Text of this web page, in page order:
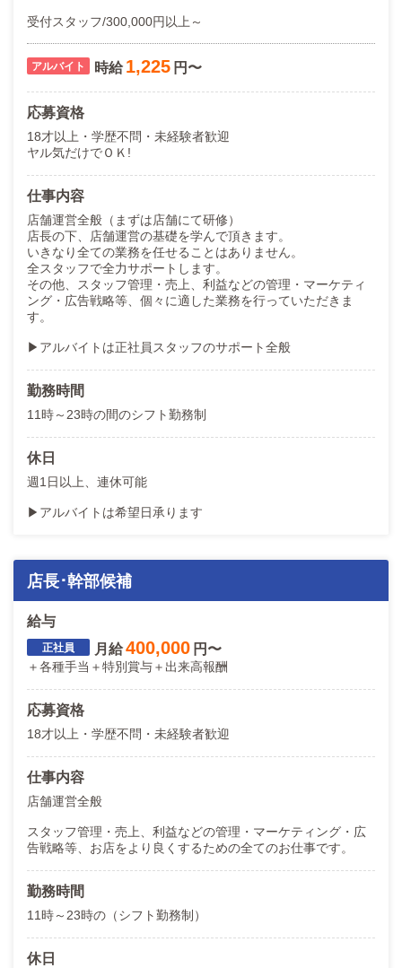
受付スタッフ/300,000円以上～
時給 1,225 円〜
応募資格
18才以上・学歴不問・未経験者歓迎
ヤル気だけでＯＫ!
仕事内容
店舗運営全般（まずは店舗にて研修）
店長の下、店舗運営の基礎を学んで頂きます。
いきなり全ての業務を任せることはありません。
全スタッフで全力サポートします。
その他、スタッフ管理・売上、利益などの管理・マーケティ
ング・広告戦略等、個々に適した業務を行っていただきま
す。
▶アルバイトは正社員スタッフのサポート全般
勤務時間
11時～23時の間のシフト勤務制
休日
週1日以上、連休可能
▶アルバイトは希望日承ります
店長･幹部候補
給与
月給400,000 円〜
＋各種手当＋特別賞与＋出来高報酬
応募資格
18才以上・学歴不問・未経験者歓迎
仕事内容
店舗運営全般
スタッフ管理・売上、利益などの管理・マーケティング・広
告戦略等、お店をより良くするための全てのお仕事です。
勤務時間
11時～23時の（シフト勤務制）
休日